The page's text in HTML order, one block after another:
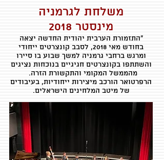
משלחת לגרמניה
מינסטר 2018
"התזמורת הערבית יהודית החדשה יצאה
בחודש מאי 2018, לסבב קונצרטים ייחודי
ומרגש ברחבי גרמניה למשך שבוע בו סיירו
והשתתפו בקונצרטים חגיגיים בנוכחות נציגים
מהממשל המקומי והתקשורת הזרה.
הרפרטואר הורכב מיצירות ייחודיות, בעיבודים
של מיטב המלחינים הישראלים.